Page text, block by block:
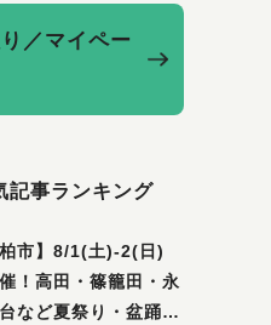
／マイペー
記事ランキング
柏市】8/1(土)‐2(日)
！高田・篠籠田・永
など夏祭り・盆踊り